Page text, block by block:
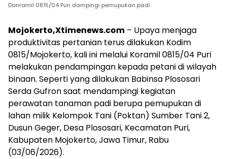
Danramil 0815/04 Puri dampingi pemupukan padi
Mojokerto,Xtimenews.com – Upaya menjaga
produktivitas pertanian terus dilakukan Kodim
0815/Mojokerto, kali ini melalui Koramil 0815/04 Puri
melakukan pendampingan kepada petani di wilayah
binaan. Seperti yang dilakukan Babinsa Plososari
Serda Gufron saat mendampingi kegiatan
perawatan tanaman padi berupa pemupukan di
lahan milik Kelompok Tani (Poktan) Sumber Tani 2,
Dusun Geger, Desa Plososari, Kecamatan Puri,
Kabupaten Mojokerto, Jawa Timur, Rabu
(03/06/2026).